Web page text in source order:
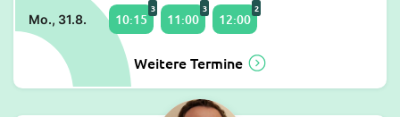
Mo., 31.8. 10:15
3
11:00
3
12:00
2
Weitere Termine